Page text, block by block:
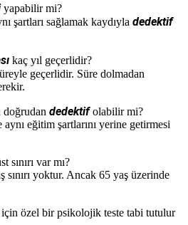
yapabilir mi?
şartları sağlamak kaydıyla dedektif
kaç yıl geçerlidir?
geçerlidir. Süre dolmadan
dedektifolabilir mi?
eğitim şartlarını yerine getirmesi
sınırı var mı?
sınırı yoktur. Ancak 65 yaş üzerinde
özel bir psikolojik teste tabi tutulur